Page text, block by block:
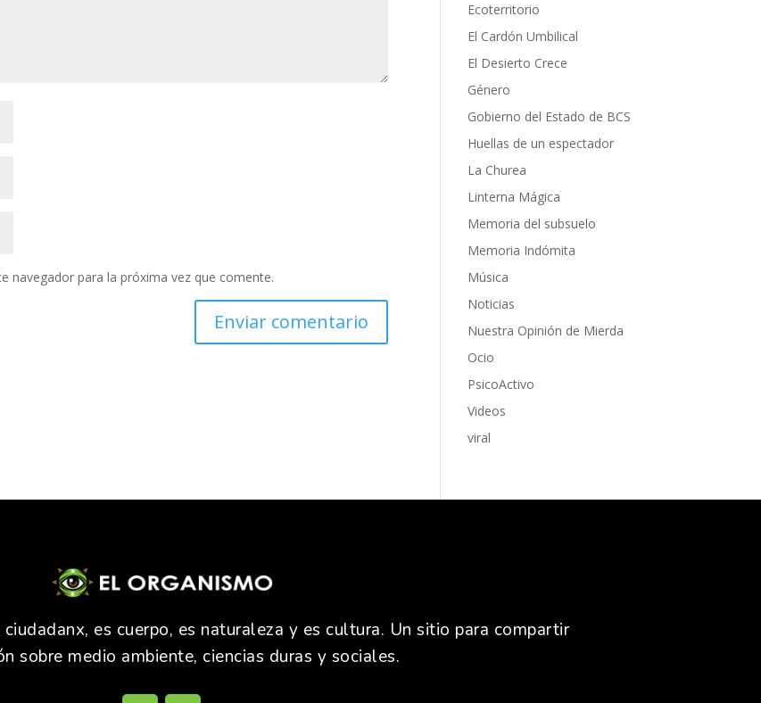
navegador para la próxima vez que comente.
Ecoterritorio
El Cardón Umbilical
El Desierto Crece
Género
Gobierno del Estado de BCS
Huellas de un espectador
La Churea
Linterna Mágica
Memoria del subsuelo
Memoria Indómita
Música
Noticias
Nuestra Opinión de Mierda
Ocio
PsicoActivo
Videos
viral
es cuerpo, es naturaleza y es cultura. Un sitio para compartir
sobre medio ambiente, ciencias duras y sociales.